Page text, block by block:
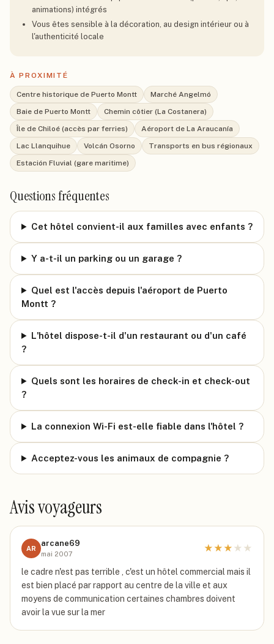
animations) intégrés
Vous êtes sensible à la décoration, au design intérieur ou à
l'authenticité locale
À PROXIMITÉ
Centre historique de Puerto Montt
Marché Angelmó
Baie de Puerto Montt
Chemin côtier (La Costanera)
Île de Chiloé (accès par ferries)
Aéroport de La Araucanía
Lac Llanquihue
Volcán Osorno
Transports en bus régionaux
Estación Fluvial (gare maritime)
Questions fréquentes
Cet hôtel convient-il aux familles avec enfants ?
Y a-t-il un parking ou un garage ?
Quel est l'accès depuis l'aéroport de Puerto
Montt ?
L'hôtel dispose-t-il d'un restaurant ou d'un café
?
Quels sont les horaires de check-in et check-out
?
La connexion Wi-Fi est-elle fiable dans l'hôtel ?
Acceptez-vous les animaux de compagnie ?
Avis voyageurs
AR
arcane69
mai 2007
★★★ ★ ★
le cadre n'est pas terrible , c'est un hôtel commercial mais il
est bien placé par rapport au centre de la ville et aux
moyens de communication certaines chambres doivent
avoir la vue sur la mer